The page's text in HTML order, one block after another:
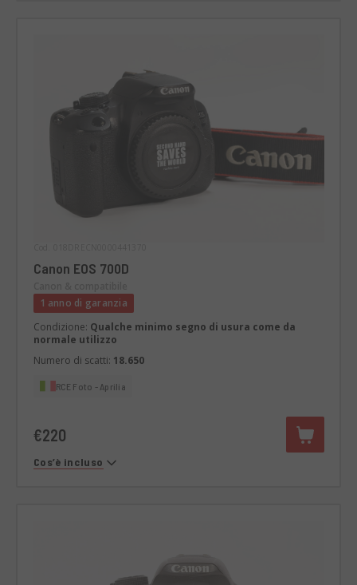
Canon EOS 700D
1 anno di garanzia
Condizione: Qualche minimo segno di usura come da
normale utilizzo
Numero di scatti: 18.650
RCE Foto - Aprilia
€220
Cos’è incluso